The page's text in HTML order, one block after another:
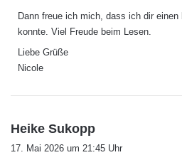
t
:
Dann freue ich mich, dass ich dir einen
konnte. Viel Freude beim Lesen.
Liebe Grüße
Nicole
Heike Sukopp
a
17. Mai 2026 um 21:45 Uhr